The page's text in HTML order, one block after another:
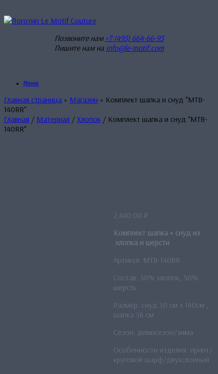
к
Позвоните нам +7 (495) 664-66-93
Пишите нам на info@le-motif.com
Меню
Главная страница » Магазин » Комплект шапка и снуд “MTB-
140RR“
Главная / Материал / Хлопок / Комплект шапка и снуд “MTB-
140RR“
2,480.00 ₽
Комплект шапка + снуд из
хлопка и шерсти
Артикул: MTB-140RR
Состав: 50% хлопок, 50%
шерсть
Размер: снуд 30 см x 140см ,
шапка 56 см
Сезон: демисезон/зима
Особенности изделия: принт/
круговой шарф/двухслойный